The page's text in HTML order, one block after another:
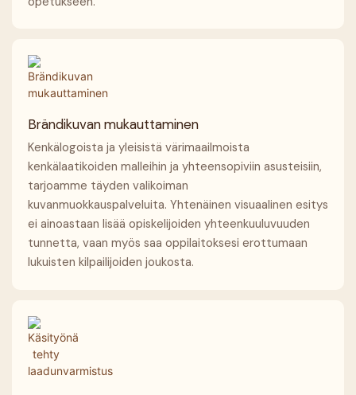
Brändikuvan mukauttaminen
Kenkälogoista ja yleisistä värimaailmoista
kenkälaatikoiden malleihin ja yhteensopiviin asusteisiin,
tarjoamme täyden valikoiman
kuvanmuokkauspalveluita. Yhtenäinen visuaalinen esitys
ei ainoastaan ​​lisää opiskelijoiden yhteenkuuluvuuden
tunnetta, vaan myös saa oppilaitoksesi erottumaan
lukuisten kilpailijoiden joukosta.